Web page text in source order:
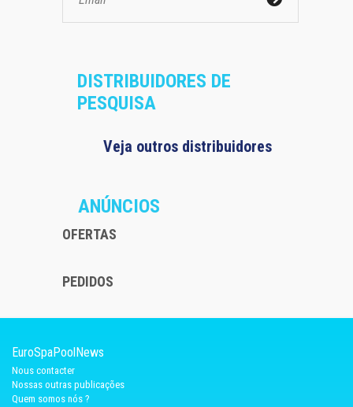
DISTRIBUIDORES DE
PESQUISA
Veja outros distribuidores
ANÚNCIOS
OFERTAS
PEDIDOS
EuroSpaPoolNews
Nous contacter
Nossas outras publicações
Quem somos nós ?